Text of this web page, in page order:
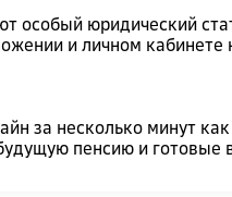
юридический
и личном
за несколько минут
пенсию и